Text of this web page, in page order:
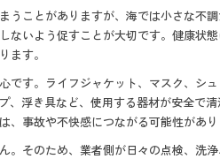
うことがありますが、海では小さな不
ないよう促すことが大切です。健康状
ます。
です。ライフジャケット、マスク、シ
、浮き具など、使用する器材が安全で
、事故や不快感につながる可能性があ
。そのため、業者側が日々の点検、洗